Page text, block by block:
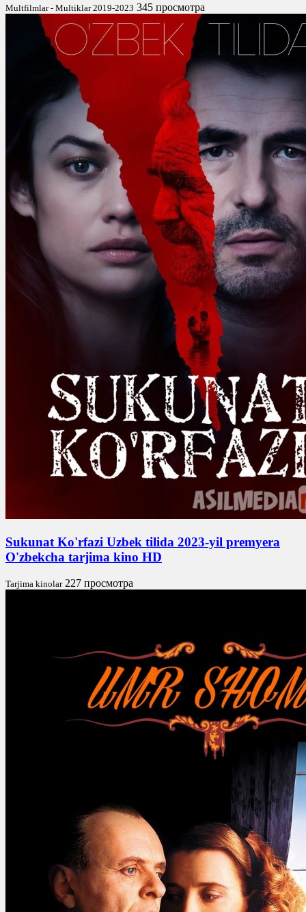
Multfilmlar - Multiklar 2019-2023 345 просмотра
Sukunat Ko'rfazi Uzbek tilida 2023-yil premyera
O'zbekcha tarjima kino HD
Tarjima kinolar 227 просмотра